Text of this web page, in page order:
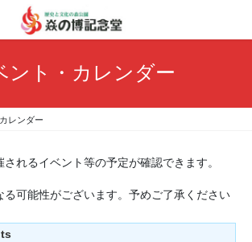
ント・カレンダー
レンダー
れるイベント等の予定が確認できます。
可能性がございます。予めご了承ください